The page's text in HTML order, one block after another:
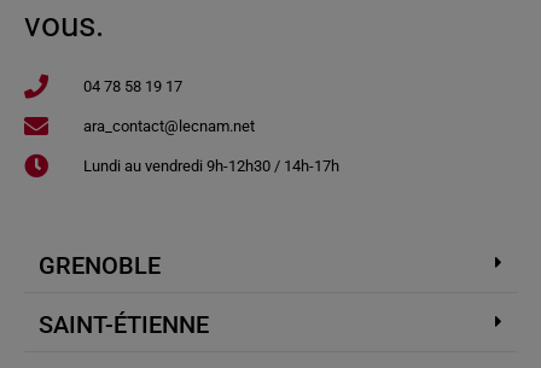
vous.
04 78 58 19 17​
ara_contact@lecnam.net
Lundi au vendredi 9h-12h30 / 14h-17h
GRENOBLE
SAINT-ÉTIENNE